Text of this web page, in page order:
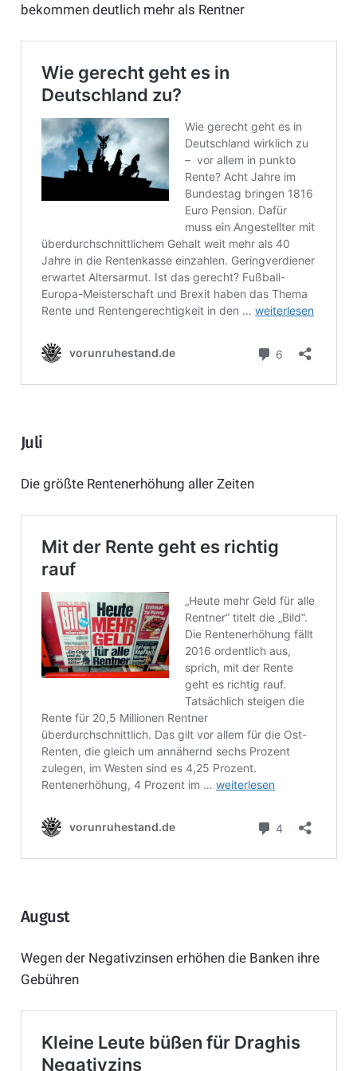
bekommen deutlich mehr als Rentner
Juli
Die größte Rentenerhöhung aller Zeiten
August
Wegen der Negativzinsen erhöhen die Banken ihre
Gebühren